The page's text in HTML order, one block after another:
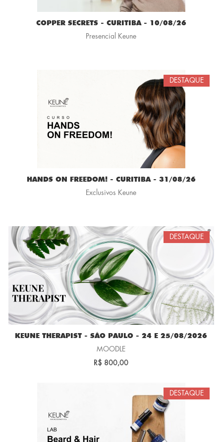
COPPER SECRETS - CURITIBA - 10/08/26
Presencial Keune
DESTAQUE
HANDS ON FREEDOM! - CURITIBA - 31/08/26
Exclusivos Keune
DESTAQUE
KEUNE THERAPIST - SÃO PAULO - 24 E 25/08/2026
MOODLE
R$ 800,00
DESTAQUE